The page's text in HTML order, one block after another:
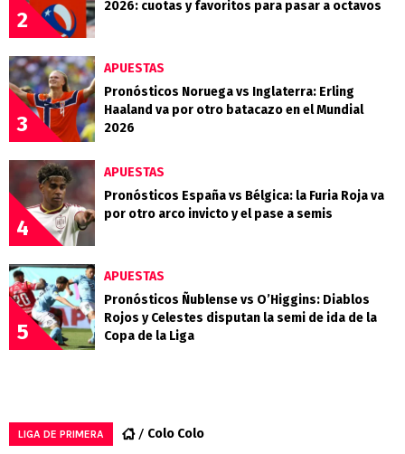
2
2026: cuotas y favoritos para pasar a octavos
3
APUESTAS
Pronósticos Noruega vs Inglaterra: Erling
Haaland va por otro batacazo en el Mundial
2026
4
APUESTAS
Pronósticos España vs Bélgica: la Furia Roja va
por otro arco invicto y el pase a semis
5
APUESTAS
Pronósticos Ñublense vs O’Higgins: Diablos
Rojos y Celestes disputan la semi de ida de la
Copa de la Liga
LIGA DE PRIMERA Colo Colo